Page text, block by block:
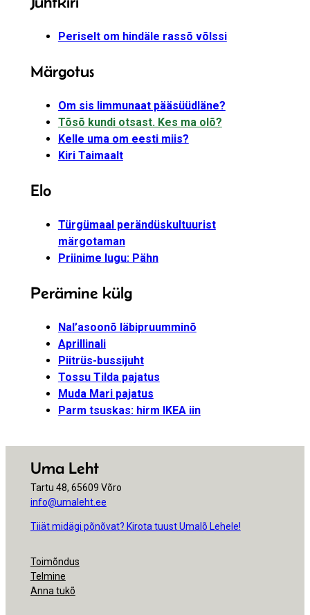
Periselt om hindäle rassõ võlssi
Märgotus
Om sis limmunaat pääsüüdläne?
Tõsõ kundi otsast. Kes ma olõ?
Kelle uma om eesti miis?
Kiri Taimaalt
Elo
Türgümaal perändüskultuurist
märgotaman
Priinime lugu: Pähn
Perämine külg
Nal’asoonõ läbipruumminõ
Aprillinali
Piitrüs-bussijuht
Tossu Tilda pajatus
Muda Mari pajatus
Parm tsuskas: hirm IKEA iin
Uma Leht
Tartu 48, 65609 Võro
info@umaleht.ee
Tiiät midägi põnõvat? Kirota tuust Umalõ Lehele!
Toimõndus
Telmine
Anna tukõ